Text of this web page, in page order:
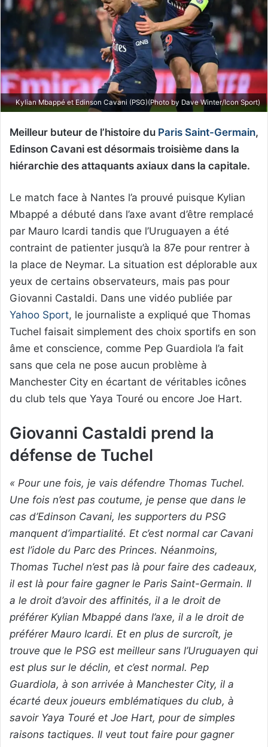
Kylian Mbappé et Edinson Cavani (PSG)(Photo by Dave Winter/Icon Sport)
Meilleur buteur de l’histoire du Paris Saint-Germain,
Edinson Cavani est désormais troisième dans la
hiérarchie des attaquants axiaux dans la capitale.
Le match face à Nantes l’a prouvé puisque Kylian
Mbappé a débuté dans l’axe avant d’être remplacé
par Mauro Icardi tandis que l’Uruguayen a été
contraint de patienter jusqu’à la 87e pour rentrer à
la place de Neymar. La situation est déplorable aux
yeux de certains observateurs, mais pas pour
Giovanni Castaldi. Dans une vidéo publiée par
Yahoo Sport, le journaliste a expliqué que Thomas
Tuchel faisait simplement des choix sportifs en son
âme et conscience, comme Pep Guardiola l’a fait
sans que cela ne pose aucun problème à
Manchester City en écartant de véritables icônes
du club tels que Yaya Touré ou encore Joe Hart.
Giovanni Castaldi prend la
défense de Tuchel
« Pour une fois, je vais défendre Thomas Tuchel.
Une fois n’est pas coutume, je pense que dans le
cas d’Edinson Cavani, les supporters du PSG
manquent d’impartialité. Et c’est normal car Cavani
est l’idole du Parc des Princes. Néanmoins,
Thomas Tuchel n’est pas là pour faire des cadeaux,
il est là pour faire gagner le Paris Saint-Germain. Il
a le droit d’avoir des affinités, il a le droit de
préférer Kylian Mbappé dans l’axe, il a le droit de
préférer Mauro Icardi. Et en plus de surcroît, je
trouve que le PSG est meilleur sans l’Uruguayen qui
est plus sur le déclin, et c’est normal. Pep
Guardiola, à son arrivée à Manchester City, il a
écarté deux joueurs emblématiques du club, à
savoir Yaya Touré et Joe Hart, pour de simples
raisons tactiques. Il veut tout faire pour gagner